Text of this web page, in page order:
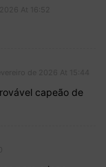
capeão de